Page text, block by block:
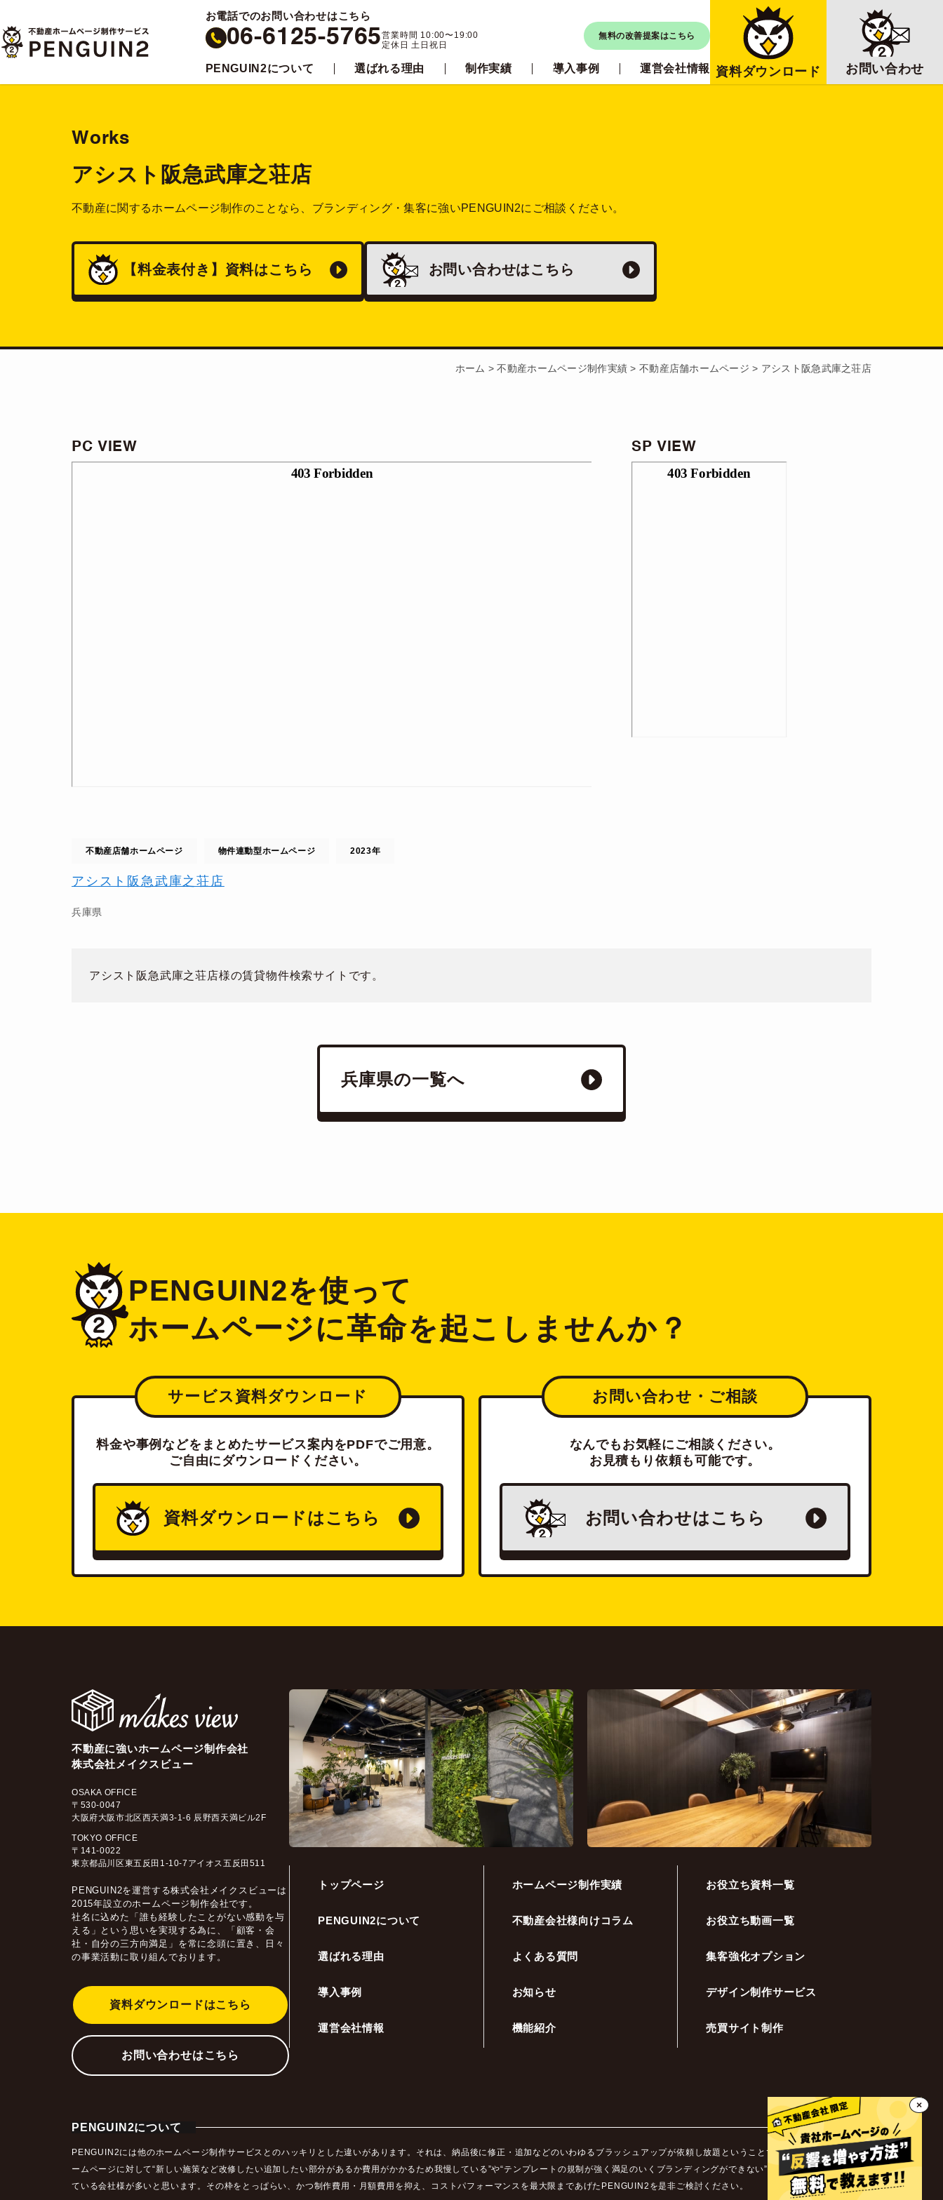
お電話でのお問い合わせはこちら
06-6125-5765営業時間 10:00〜19:00
定休日 土日祝日
無料の改善提案はこちら
PENGUIN2について 選ばれる理由 制作実績 導入事例 運営会社情報 資料ダウンロード お問い合わせ
Works
アシスト阪急武庫之荘店
不動産に関するホームページ制作のことなら、 ブランディング・集客に強いPENGUIN2にご相談ください。
【料金表付き】 資料はこちら お問い合わせはこちら
ホーム >不動産ホームページ制作実績 > 不動産店舗ホームページ > アシスト阪急武庫之荘店
PC VIEW SP VIEW
不動産店舗ホームページ 物件連動型ホームページ 2023年
アシスト阪急武庫之荘店
兵庫県
アシスト阪急武庫之荘店様の賃貸物件検索サイトです。
兵庫県の一覧へ
PENGUIN2を使って
ホームページに革命を起こしませんか？
サービス資料ダウンロード
料金や事例などをまとめたサービス案内をPDFでご用意。
ご自由にダウンロードください。
資料ダウンロードはこちら
お問い合わせ・ご相談
なんでもお気軽にご相談ください。
お見積もり依頼も可能です。
お問い合わせはこちら
不動産に強いホームページ制作会社
株式会社メイクスビュー
OSAKA OFFICE
〒530-0047
大阪府大阪市北区西天満3-1-6 辰野西天満ビル2F
TOKYO OFFICE
〒141-0022
東京都品川区東五反田1-10-7アイオス五反田511
PENGUIN2を運営する株式会社メイクスビューは
2015年設立のホームページ制作会社です。
社名に込めた「誰も経験したことがない感動を与
える」という思いを実現する為に、「顧客・会
社・自分の三方向満足」を常に念頭に置き、日々
の事業活動に取り組んでおります。
資料ダウンロードはこちら
お問い合わせはこちら
トップページ
PENGUIN2について
選ばれる理由
導入事例
運営会社情報
ホームページ制作実績
不動産会社様向けコラム
よくある質問
お知らせ
機能紹介
お役立ち資料一覧
お役立ち動画一覧
集客強化オプション
デザイン制作サービス
売買サイト制作
PENGUIN2について
PENGUIN2には他のホームページ制作サービスとのハッキリとした違いがあります。それは、納品後に修正・追加などのいわゆるブラッシュアップが依頼し放題ということです。不動産業界ではホ
ームページに対して“新しい施策など改修したい追加したい部分があるか費用がかかるため我慢している”や“テンプレートの規制が強く満足のいくブランディングができない”などといった悩みを抱え
ている会社様が多いと思います。その枠をとっぱらい、かつ制作費用・月額費用を抑え、コストパフォーマンスを最大限まであげたPENGUIN2を是非ご検討ください。
×